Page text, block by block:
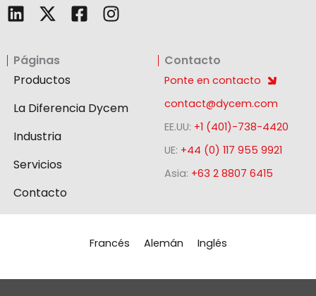
L
n
k
e
d
i
n
F
o
o
I
g
r
Páginas
Productos
La Diferencia Dycem
Industria
Servicios
Contacto
Contacto
Ponte en contacto
contact@dycem.com
EE.UU: +1 (401)-738-4420
UE: +44 (0) 117 955 9921
Asia: +63 2 8807 6415
Francés Alemán Inglés